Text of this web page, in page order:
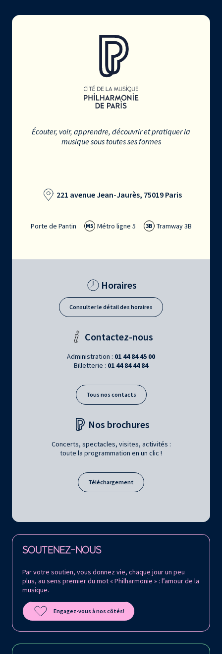
Écouter, voir, apprendre, découvrir et pratiquer la
musique sous toutes ses formes
221 avenue Jean-Jaurès, 75019 Paris
Porte de Pantin M5 Métro ligne 5 3B Tramway 3B
Horaires
Consulter le détail des horaires
Contactez-nous
Administration : 01 44 84 45 00
Billetterie : 01 44 84 44 84
Tous nos contacts
Nos brochures
Concerts, spectacles, visites, activités :
toute la programmation en un clic !
Téléchargement
SOUTENEZ-NOUS
Par votre soutien, vous donnez vie, chaque jour un peu
plus, au sens premier du mot « Philharmonie » : l’amour de la
musique.
Engagez-vous à nos côtés!
Retrouvez la Philharmonie de Paris sur